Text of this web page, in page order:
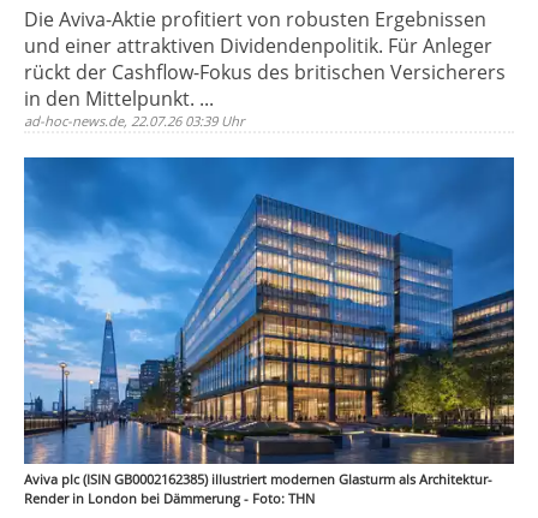
Die Aviva-Aktie profitiert von robusten Ergebnissen
und einer attraktiven Dividendenpolitik. Für Anleger
rückt der Cashflow-Fokus des britischen Versicherers
in den Mittelpunkt. ...
ad-hoc-news.de, 22.07.26 03:39 Uhr
Aviva plc (ISIN GB0002162385) illustriert modernen Glasturm als Architektur-
Render in London bei Dämmerung - Foto: THN